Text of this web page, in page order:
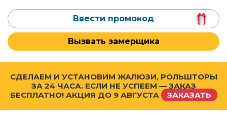
Ввести промокод
Вызвать замерщика
СДЕЛАЕМ И УСТАНОВИМ ЖАЛЮЗИ, РОЛЬШТОРЫ
ЗА 24 ЧАСА. ЕСЛИ НЕ УСПЕЕМ — ЗАКАЗ
БЕСПЛАТНО! АКЦИЯ ДО 9 АВГУСТА ЗАКАЗАТЬ